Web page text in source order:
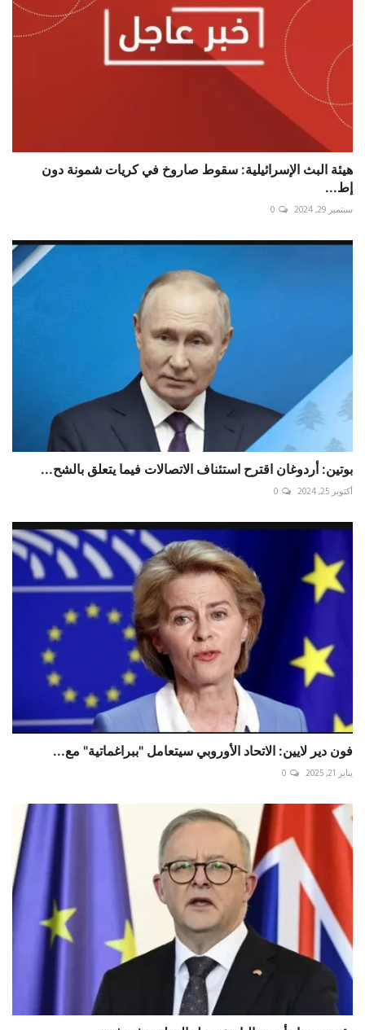
هيئة البث الإسرائيلية: سقوط صاروخ في كريات شمونة دون
إط...
سبتمبر 29, 2024 0
بوتين: أردوغان اقترح استئناف الاتصالات فيما يتعلق بالشح...
أكتوبر 25, 2024 0
فون دير لايين: الاتحاد الأوروبي سيتعامل "ببراغماتية" مع...
يناير 21, 2025 0